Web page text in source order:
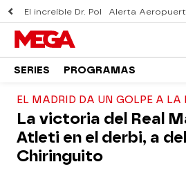
El increíble Dr. Pol Alerta
SERIES PROGRAMAS
EL MADRID DA UN GOLPE A LA
La victoria del Real
Atleti en el derbi, a
Chiringuito